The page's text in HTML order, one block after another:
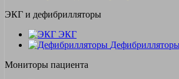
ЭКГ и дефибрилляторы
ЭКГ
Мониторы пациента